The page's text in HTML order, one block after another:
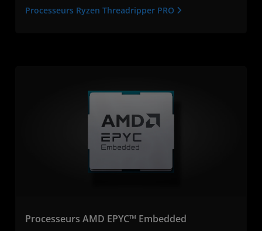
Processeurs Ryzen Threadripper PRO
Processeurs AMD EPYC™ Embedded